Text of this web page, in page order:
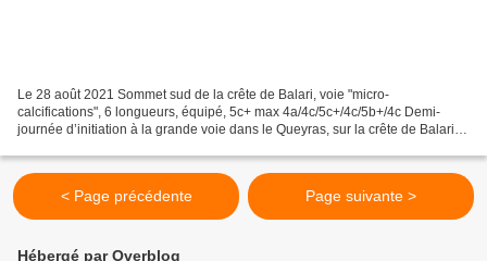
Le 28 août 2021 Sommet sud de la crête de Balari, voie "micro-
calcifications", 6 longueurs, équipé, 5c+ max 4a/4c/5c+/4c/5b+/4c Demi-
journée d’initiation à la grande voie dans le Queyras, sur la crête de Balari
< Page précédente Page suivante >
Hébergé par Overblog